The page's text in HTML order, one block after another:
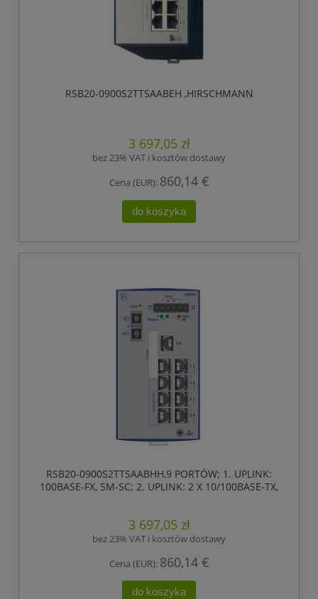
RSB20-0900S2TTSAABEH ,HIRSCHMANN
3 697,05 zł
bez 23% VAT i kosztów dostawy
Cena (EUR): 860,14 €
do koszyka
RSB20-0900S2TTSAABHH,9 PORTÓW; 1. UPLINK:
100BASE-FX, SM-SC; 2. UPLINK: 2 X 10/100BASE-TX,
3 697,05 zł
bez 23% VAT i kosztów dostawy
Cena (EUR): 860,14 €
do koszyka